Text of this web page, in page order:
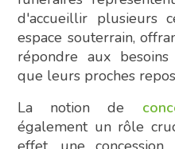
d'accueillir plusieurs
espace souterrain,
répondre aux
que leurs proches
La notion de
également un rôle